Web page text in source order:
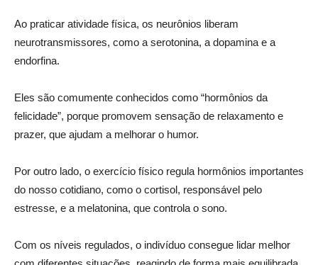
Ao praticar atividade física, os neurônios liberam
neurotransmissores, como a serotonina, a dopamina e a
endorfina.
Eles são comumente conhecidos como “hormônios da
felicidade”, porque promovem sensação de relaxamento e
prazer, que ajudam a melhorar o humor.
Por outro lado, o exercício físico regula hormônios importantes
do nosso cotidiano, como o cortisol, responsável pelo
estresse, e a melatonina, que controla o sono.
Com os níveis regulados, o indivíduo consegue lidar melhor